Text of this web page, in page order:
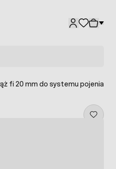
fi 20 mm do systemu pojenia